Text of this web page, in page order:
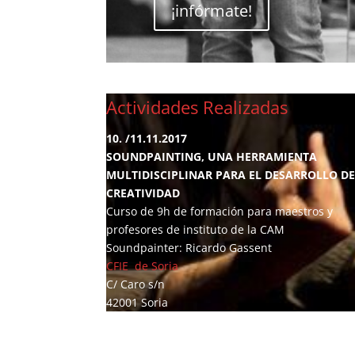
¡infórmate!
Actividades Realizadas
10. /11.11.2017
SOUNDPAINTING, UNA HERRAMIENTA
MULTIDISCIPLINAR PARA EL DESARROLLO
CREATIVIDAD
Curso de 9h de formación para maestros y
profesores de instituto de la CAM
Soundpainter: Ricardo Gassent
CFIE de Soria
C/ Caro s/n
42001 Soria